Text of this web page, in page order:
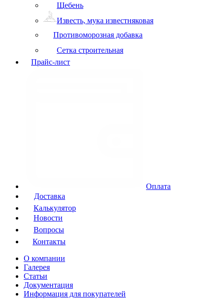
Щебень
Известь, мука известняковая
Противоморозная добавка
Сетка строительная
Прайс-лист
Оплата
Доставка
Калькулятор
Новости
Вопросы
Контакты
О компании
Галерея
Статьи
Документация
Информация для покупателей